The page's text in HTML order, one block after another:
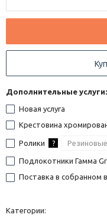
Дополнительные услуги:
Новая услуга
Крестовина
Ролики ?
Подлокотники Гамма
Поставка в собранном
Категории: